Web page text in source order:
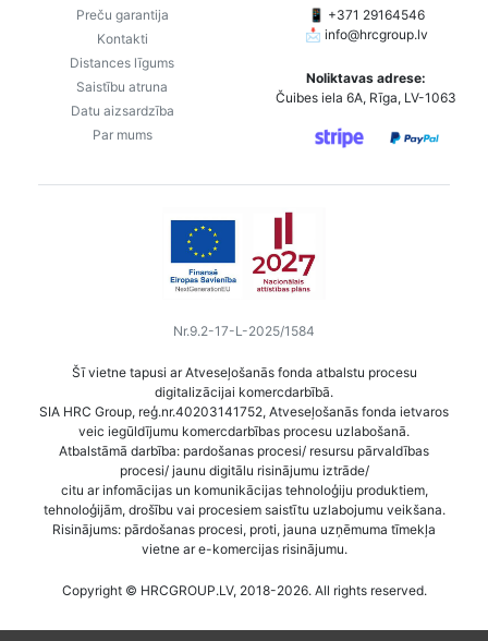
Preču garantija
Kontakti
Distances līgums
Saistību atruna
Datu aizsardzība
Par mums
📱 +371 29164546
📩 info@hrcgroup.lv
Noliktavas adrese:
Čuibes iela 6A, Rīga, LV-1063
Nr.9.2-17-L-2025/1584
Šī vietne tapusi ar Atveseļošanās fonda atbalstu procesu
digitalizācijai komercdarbībā.
SIA HRC Group, reģ.nr.40203141752, Atveseļošanās fonda ietvaros
veic iegūldījumu komercdarbības procesu uzlabošanā.
Atbalstāmā darbība: pardošanas procesi/ resursu pārvaldības
procesi/ jaunu digitālu risinājumu iztrāde/
citu ar infomācijas un komunikācijas tehnoloģiju produktiem,
tehnoloģijām, drošību vai procesiem saistītu uzlabojumu veikšana.
Risinājums: pārdošanas procesi, proti, jauna uzņēmuma tīmekļa
vietne ar e-komercijas risinājumu.
Copyright © HRCGROUP.LV, 2018-2026. All rights reserved.